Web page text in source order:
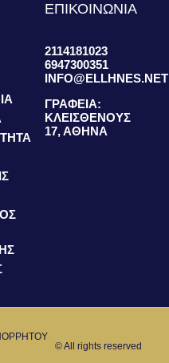
ΕΠΙΚΟΙΝΩΝΙΑ
2114181023
6947300351
INFO@ELLHNES.NET
ΓΡΑΦΕΙΑ:
ΚΛΕΙΣΘΕΝΟΥΣ
17, ΑΘΗΝΑ
© All rights reserved